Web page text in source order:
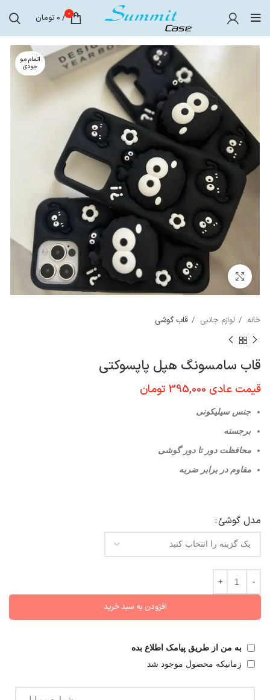
0
/
0 تومان
اتمام مو
جودی
برای بزرگنمایی کلیک کنید
خانه لوازم جانبی قاب گوشی
قاب سامسونگ هپل پاپسوکتی
قیمت عادی 395,000 تومان
جنس سیلیکونی
برجسته
محافظت دور تا دور گوشی
مقاوم در برابر ضربه
مدل گوشئ
افزودن به سبد خرید
به من از طریق پیامک اطلاع بده
زمانیکه محصول موجود شد